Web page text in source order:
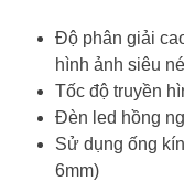
Độ phân giải
hình ảnh siêu
Tốc độ truyền
Đèn led hồng
Sử dụng ống
6mm)